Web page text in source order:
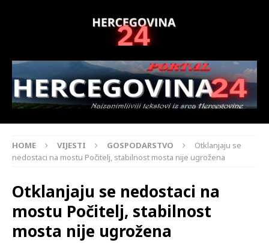
HOME VIJESTI GOSPODARSTVO
Otklanjaju se
nedostaci na mostu Počitelj, stabilnost mosta nije ugrožena
Otklanjaju se nedostaci na
mostu Počitelj, stabilnost
mosta nije ugrožena